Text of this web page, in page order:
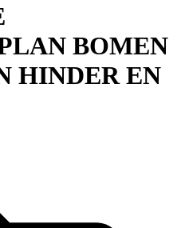
BOMEN
HINDER EN